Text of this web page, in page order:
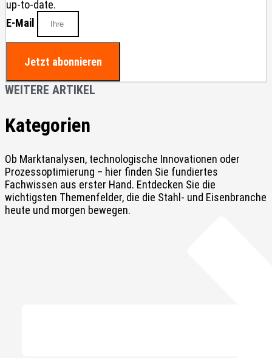
up-to-date.
E-Mail
Jetzt abonnieren
WEITERE ARTIKEL
Kategorien
Ob Marktanalysen, technologische Innovationen oder
Prozessoptimierung – hier finden Sie fundiertes
Fachwissen aus erster Hand. Entdecken Sie die
wichtigsten Themenfelder, die die Stahl- und Eisenbranche
heute und morgen bewegen.